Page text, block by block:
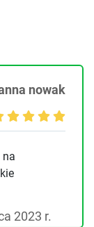
nowak
na
2023 r.